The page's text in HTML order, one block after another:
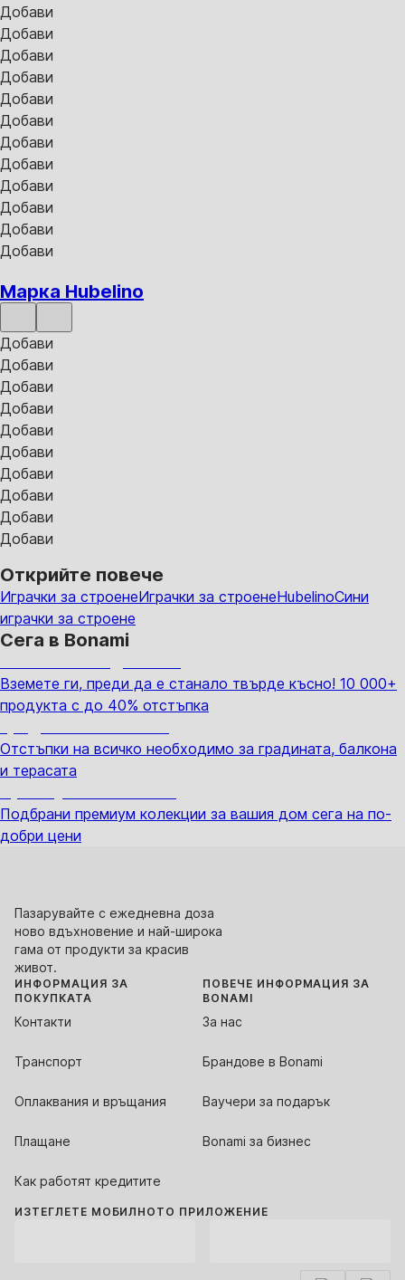
Добави
Добави
Добави
Добави
Добави
Добави
Добави
Добави
Добави
Добави
Добави
Добави
Марка Hubelino
Добави
Добави
Добави
Добави
Добави
Добави
Добави
Добави
Добави
Добави
Открийте повече
Играчки за строенеИграчки за строенеHubelinoСини
играчки за строене
Сега в Bonami
Вземете ги, преди да е станало твърде късно! 10 000+
продукта с до 40% отстъпка
Отстъпки на всичко необходимо за градината, балкона
и терасата
Подбрани премиум колекции за вашия дом сега на по-
добри цени
Пазарувайте с ежедневна доза
ново вдъхновение и най-широка
гама от продукти за красив
живот.
ИНФОРМАЦИЯ ЗА
ПОКУПКАТА
Контакти
Транспорт
Оплаквания и връщания
Плащане
Как работят кредитите
ПОВЕЧЕ ИНФОРМАЦИЯ ЗА
BONAMI
За нас
Брандове в Bonami
Ваучери за подарък
Bonami за бизнес
ИЗТЕГЛЕТЕ МОБИЛНОТО ПРИЛОЖЕНИЕ